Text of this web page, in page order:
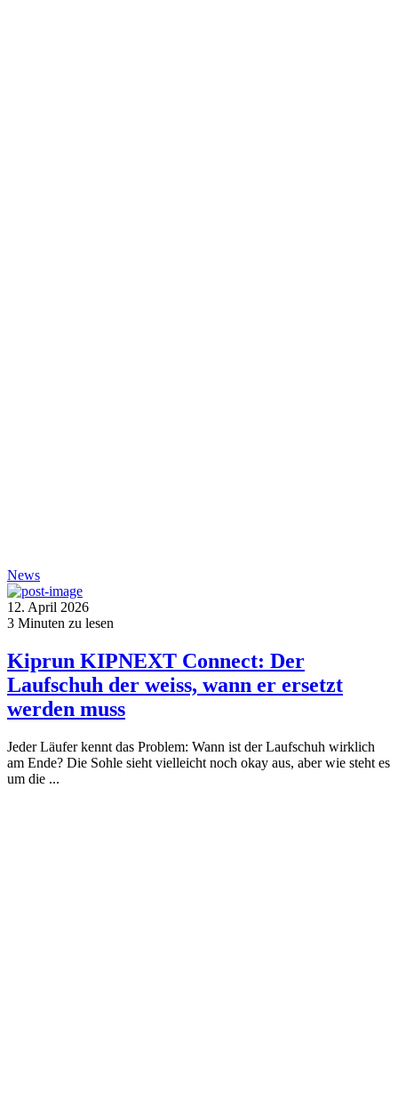
News
12. April 2026
3 Minuten zu lesen
Kiprun KIPNEXT Connect: Der
Laufschuh der weiss, wann er ersetzt
werden muss
Jeder Läufer kennt das Problem: Wann ist der Laufschuh wirklich
am Ende? Die Sohle sieht vielleicht noch okay aus, aber wie steht es
um die ...